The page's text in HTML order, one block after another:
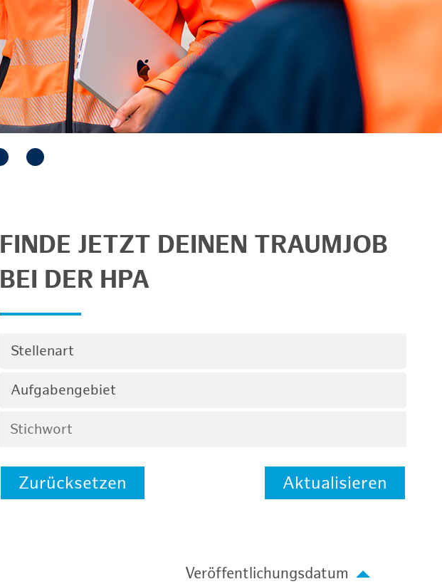
FINDE JETZT DEINEN TRAUMJOB
BEI DER HPA
Stellenart
Aufgabengebiet
Zurücksetzen Aktualisieren
Veröffentlichungsdatum